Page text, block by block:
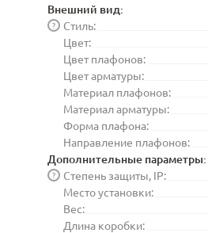
Внешний вид:
Стиль:
?
Цвет:
Цвет плафонов:
Цвет арматуры:
Материал плафонов:
Материал арматуры:
Форма плафона:
Направление плафонов:
Дополнительные параметры:
Степень защиты, IP:
?
Место установки:
Вес:
Длина коробки: